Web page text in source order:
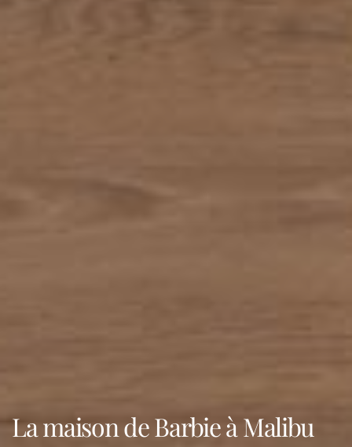
La maison de Barbie à Malibu